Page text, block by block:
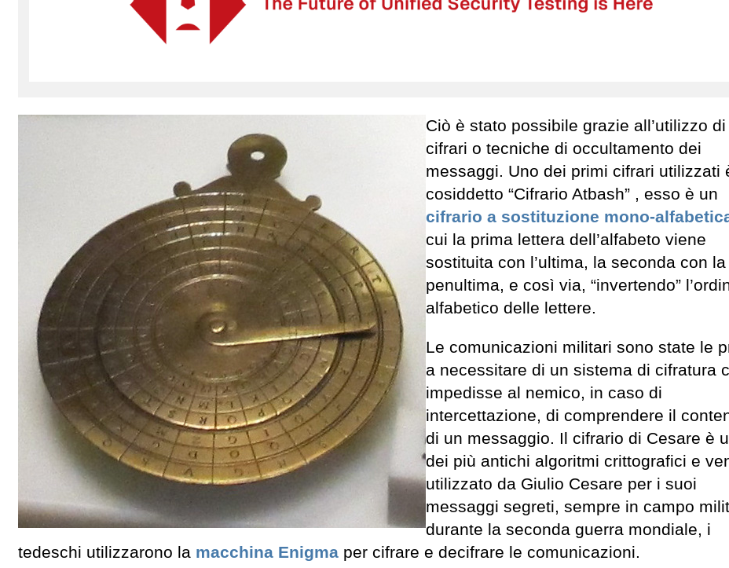
Ciò è stato possibile grazie all’utilizzo di
cifrari o tecniche di occultamento dei
messaggi. Uno dei primi cifrari utilizzati
cosiddetto “Cifrario Atbash” , esso è un
cifrario a sostituzione mono-
cui la prima lettera dell’alfabeto viene
sostituita con l’ultima, la seconda con la
penultima, e così via, “invertendo”
alfabetico delle lettere.
Le comunicazioni militari sono state le
a necessitare di un sistema di cifratura
impedisse al nemico, in caso di
intercettazione, di comprendere il
di un messaggio. Il cifrario di Cesare è
dei più antichi algoritmi crittografici e
utilizzato da Giulio Cesare per i suoi
messaggi segreti, sempre in campo
durante la seconda guerra mondiale, i
tedeschi utilizzarono la macchina Enigma per cifrare e decifrare le comunicazioni.